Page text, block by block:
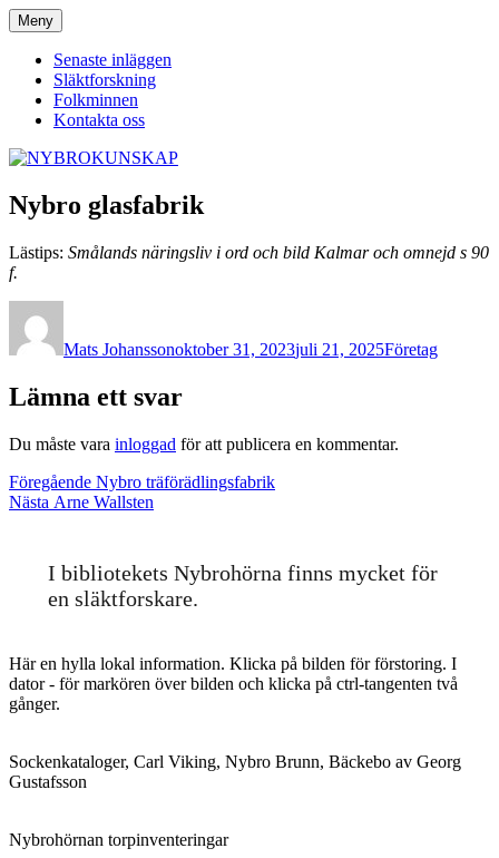
Hoppa
till
innehåll
NYBROKUNSKAP
Meny
Senaste inläggen
Släktforskning
Folkminnen
Kontakta oss
Nybro glasfabrik
Lästips: Smålands näringsliv i ord och bild Kalmar och omnejd s 90
f.
Mats Johanssonoktober 31, 2023juli 21, 2025Företag
Lämna ett svar
Du måste vara inloggad för att publicera en kommentar.
Inläggsnavigering
Föregående Föregående
inlägg:
Nybro träförädlingsfabrik
Nästa Nästa
Arne Wallsten
I bibliotekets Nybrohörna finns mycket för
en släktforskare.
Här en hylla lokal information. Klicka på bilden för förstoring. I
dator - för markören över bilden och klicka på ctrl-tangenten två
gånger.
Sockenkataloger, Carl Viking, Nybro Brunn, Bäckebo av Georg
Gustafsson
Nybrohörnan torpinventeringar